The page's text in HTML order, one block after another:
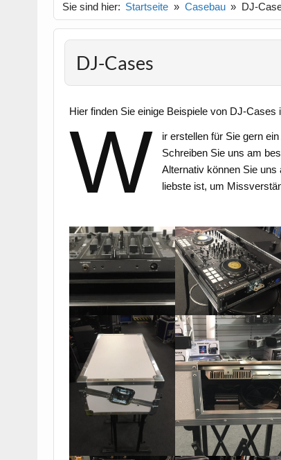
Sie sind hier: Startseite Casebau DJ-
DJ-Cases
Hier finden Sie einige Beispiele von DJ-
W
ir erstellen für Sie gern ein
Schreiben Sie uns am
Alternativ können Sie
liebste ist, um